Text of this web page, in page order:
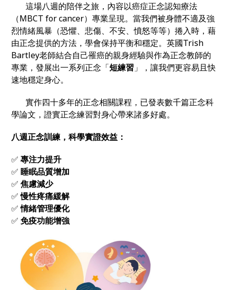
這場八週的陪伴之旅，內容以癌症正念認知療法
（MBCT for cancer）專業呈現。當我們被身體不適及強
烈情緒風暴（恐懼、悲傷、不安、憤怒等等）捲入時，藉
由正念提供的方法，學會保持平衡和穩定。英國Trish
Bartley老師結合自己罹癌的親身經驗與作為正念教師的
專業，發展出一系列正念「短練習 」，讓我們更容易且快
速地穩定身心。
實作四十多年的正念相關課程，已發表數千篇正念科
學論文，證實正念練習對身心帶來諸多好處。
八週正念訓練，科學實證效益：
✅專注力提升
✅睡眠品質增加
✅焦慮減少
✅慢性疼痛緩解
✅情緒管理優化
✅免疫功能增強